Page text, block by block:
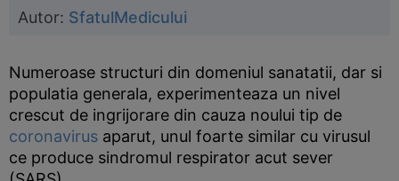
Autor: SfatulMedicului
Numeroase structuri din domeniul sanatatii, dar si
populatia generala, experimenteaza un nivel
crescut de ingrijorare din cauza noului tip de
coronavirus aparut, unul foarte similar cu virusul
ce produce sindromul respirator acut sever